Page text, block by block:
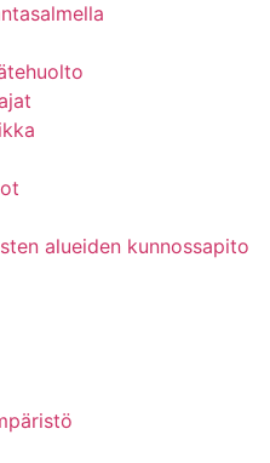
alueiden kunnossapito